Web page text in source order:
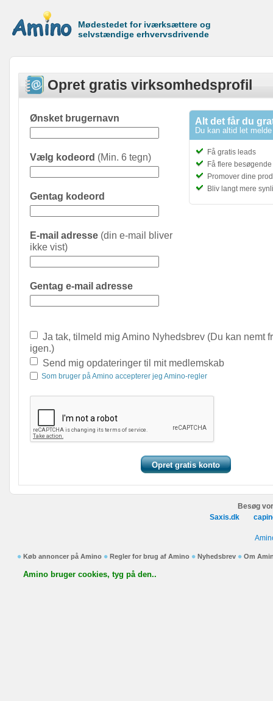
Mødestedet for iværksættere og
selvstændige erhvervsdrivende
Opret gratis virksomhedsprofil
Alt det får du
Du kan altid let
Få gratis leads
Få flere
Promover dine
Bliv langt mere
Ønsket brugernavn
Vælg kodeord (Min. 6 tegn)
Gentag kodeord
E-mail adresse (din e-mail bliver
ikke vist)
Gentag e-mail adresse
Ja tak, tilmeld mig Amino Nyhedsbrev (Du kan nemt
igen.)
Send mig opdateringer til mit medlemskab
Som bruger på Amino accepterer jeg Amino-regler
Besøg
Saxis.dk
Køb annoncer på Amino Regler for brug af Amino Nyhedsbrev Om
Amino bruger cookies, tyg på den..